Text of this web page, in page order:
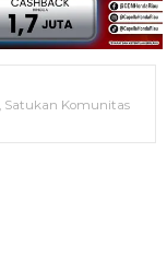
Satukan Komunitas